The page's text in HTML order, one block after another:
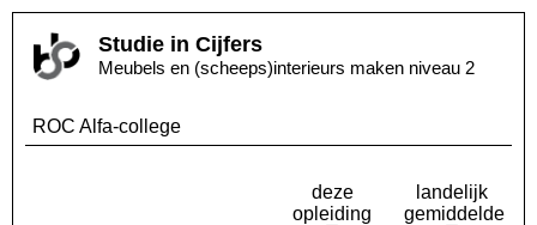
Studie in Cijfers
Meubels en (scheeps)interieurs maken niveau 2
ROC Alfa-college
deze
opleiding
landelijk
gemiddelde